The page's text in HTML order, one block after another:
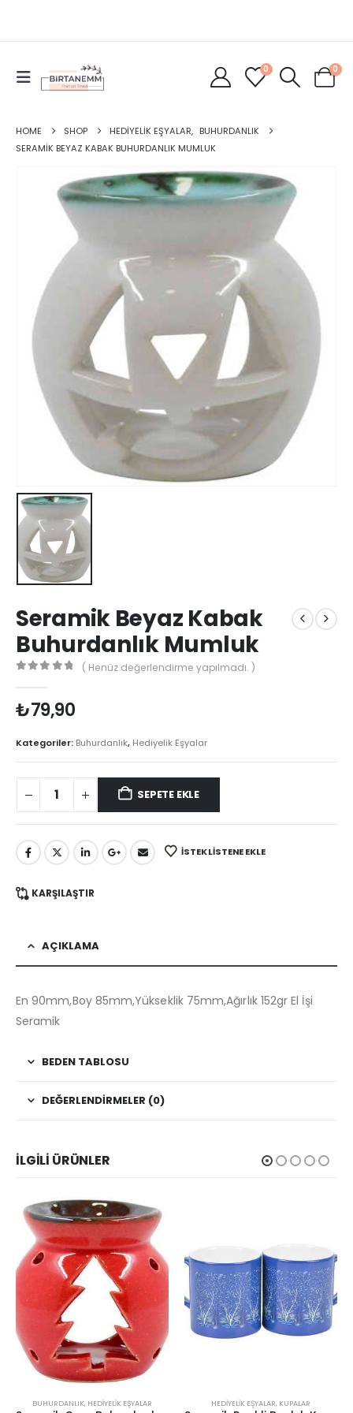
0 0
HOME SHOP HEDIYELIK EŞYALAR, BUHURDANLIK
SERAMIK BEYAZ KABAK BUHURDANLIK MUMLUK
Seramik Beyaz Kabak
Buhurdanlık Mumluk
( Henüz değerlendirme yapılmadı. )
₺79,90
Kategoriler: Buhurdanlık, Hediyelik Eşyalar
SEPETE EKLE
İSTEK LISTENE EKLE
KARŞILAŞTIR
AÇIKLAMA
En 90mm,Boy 85mm,Yükseklik 75mm,Ağırlık 152gr El İşi
Seramik
BEDEN TABLOSU
DEĞERLENDIRMELER (0)
İLGILI ÜRÜNLER
BUHURDANLIK, HEDIYELIK EŞYALAR HEDIYELIK EŞYALAR, KUPALAR